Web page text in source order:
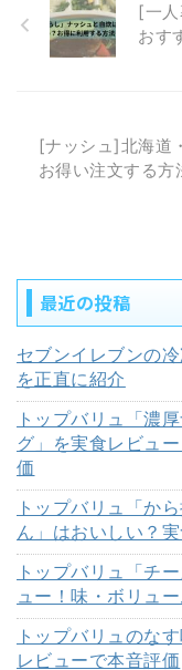
[一
おす
[ナッシュ]北海道
お得い注文する方
最近の投稿
セブンイレブンの
を正直に紹介
トップバリュ「濃
グ」を実食レビュ
価
トップバリュ「か
ん」はおいしい？
トップバリュ「チ
ュー！味・ボリュ
トップバリュのな
レビューで本音評価